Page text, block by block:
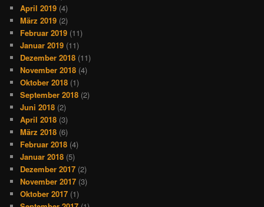
April 2019 (4)
März 2019 (2)
Februar 2019 (11)
Januar 2019 (11)
Dezember 2018 (11)
November 2018 (4)
Oktober 2018 (1)
September 2018 (2)
Juni 2018 (2)
April 2018 (3)
März 2018 (6)
Februar 2018 (4)
Januar 2018 (5)
Dezember 2017 (2)
November 2017 (3)
Oktober 2017 (1)